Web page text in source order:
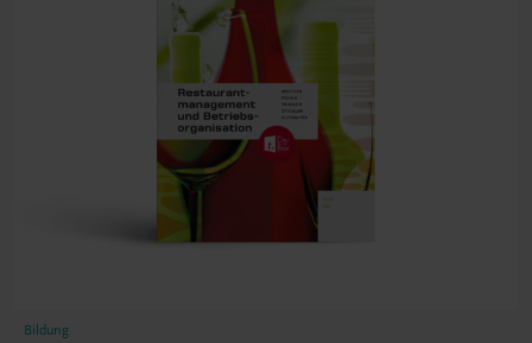
Bildung